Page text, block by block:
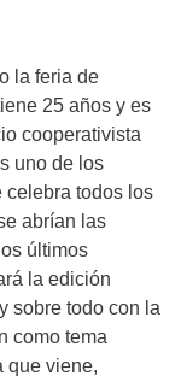
la feria de
25 años y es
cooperativista
uno de los
celebra todos los
abrían las
últimos
la edición
sobre todo con la
como tema
que viene,